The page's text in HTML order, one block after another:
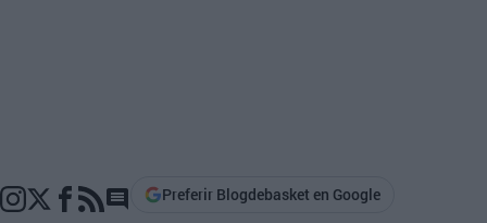
Go to comments section
Preferir Blogdebasket en Google